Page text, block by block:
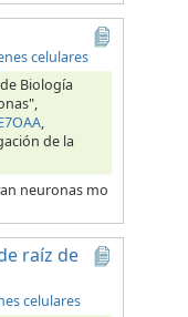
celulares
Biología
,
de la
neuronas mo
raíz de
celulares